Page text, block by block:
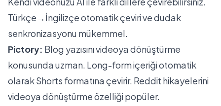
Türkçe→İngilizçe otomatik çeviri ve dudak
senkronizasyonu mükemmel.
Pictory: Blog yazısını videoya dönüştürme
konusunda uzman. Long-form içeriği otomatik
olarak Shorts formatına çevirir. Reddit hikayelerini
videoya dönüştürme özelliği popüler.